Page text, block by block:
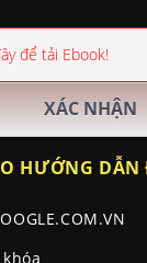
HƯỚNG DẪN